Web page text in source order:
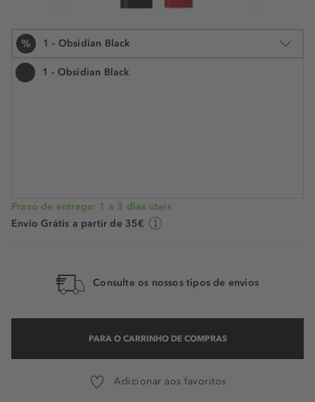
% 1 - Obsidian Black
1 - Obsidian Black
Prazo de entrega: 1 a 3 dias úteis
Envio Grátis a partir de 35€
Consulte os nossos tipos de envios
PARA O CARRINHO DE COMPRAS
Adicionar aos favoritos